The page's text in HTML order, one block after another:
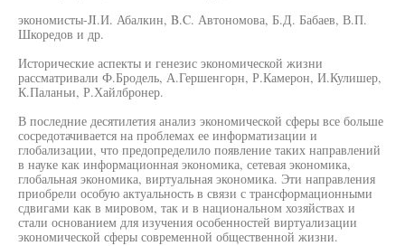
экономисты-JI.И. Абалкин, B.C. Автономова, Б.Д. Бабаев, В.П.
Шкоредов и др.
Исторические аспекты и генезис экономической жизни
рассматривали Ф.Бродель, А.Гершенгорн, Р.Камерон, И.Кулишер,
К.Паланьи, Р.Хайлбронер.
В последние десятилетия анализ экономической сферы все больше
сосредотачивается на проблемах ее информатизации и
глобализации, что предопределило появление таких направлений
в науке как информационная экономика, сетевая экономика,
глобальная экономика, виртуальная экономика. Эти направления
приобрели особую актуальность в связи с трансформационными
сдвигами как в мировом, так и в национальном хозяйствах и
стали основанием для изучения особенностей виртуализации
экономической сферы современной общественной жизни.